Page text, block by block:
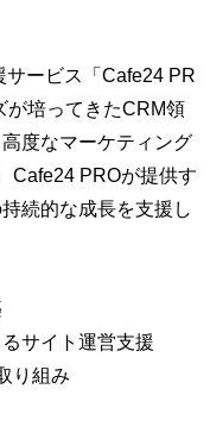
ービス「Cafe24 PR
が培ってきたCRM領
度なマーケティング
Cafe24 PROが提供す
続的な成長を支援し
サイト運営支援
り組み